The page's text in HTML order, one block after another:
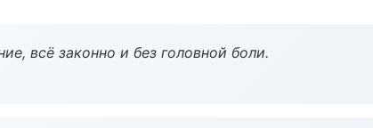
всё законно и без головной боли.